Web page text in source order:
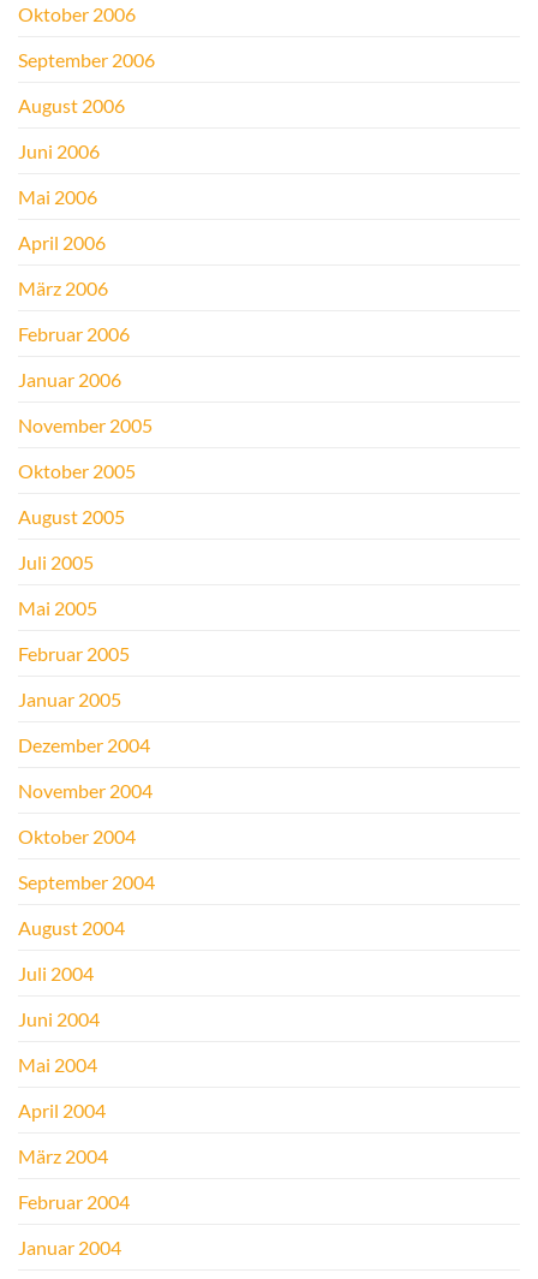
Oktober 2006
September 2006
August 2006
Juni 2006
Mai 2006
April 2006
März 2006
Februar 2006
Januar 2006
November 2005
Oktober 2005
August 2005
Juli 2005
Mai 2005
Februar 2005
Januar 2005
Dezember 2004
November 2004
Oktober 2004
September 2004
August 2004
Juli 2004
Juni 2004
Mai 2004
April 2004
März 2004
Februar 2004
Januar 2004